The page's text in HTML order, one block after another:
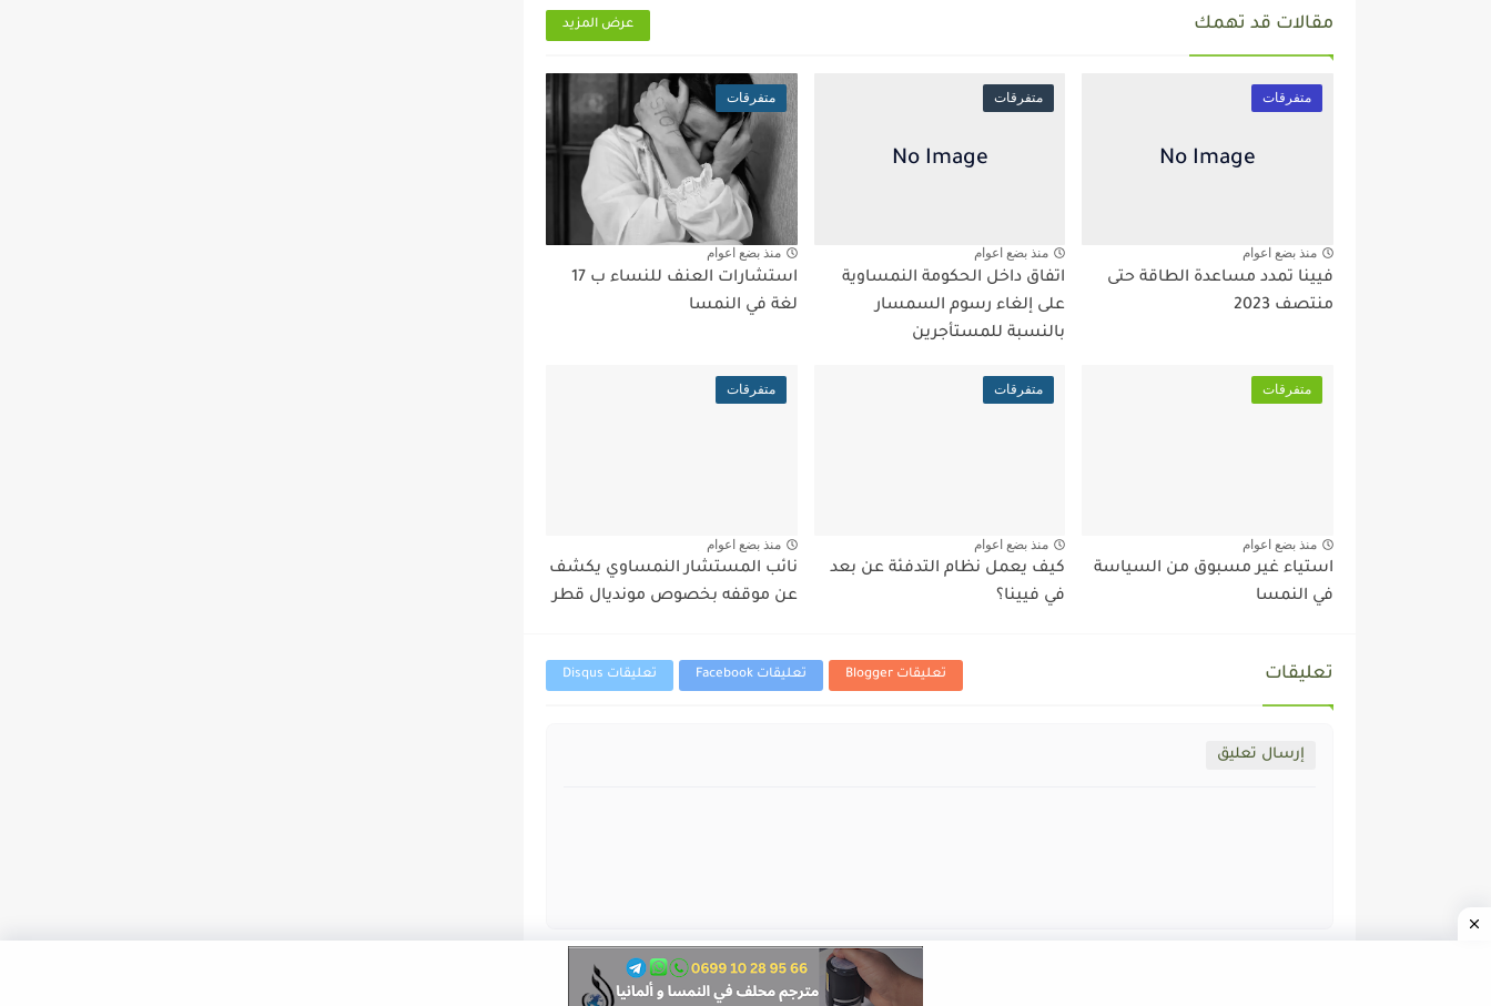
مقالات قد تهمك عرض المزيد
متفرقات
منذ بضع اعوام
فيينا تمدد مساعدة الطاقة حتى
منتصف 2023
متفرقات
منذ بضع اعوام
اتفاق داخل الحكومة النمساوية
على إلغاء رسوم السمسار
بالنسبة للمستأجرين
متفرقات
منذ بضع اعوام
استشارات العنف للنساء ب 17
لغة في النمسا
متفرقات
منذ بضع اعوام
استياء غير مسبوق من السياسة
في النمسا
متفرقات
منذ بضع اعوام
كيف يعمل نظام التدفئة عن بعد
في فيينا؟
متفرقات
منذ بضع اعوام
نائب المستشار النمساوي يكشف
عن موقفه بخصوص مونديال قطر
تعليقات تعليقات Blogger تعليقات Facebook تعليقات Disqus
إرسال تعليق